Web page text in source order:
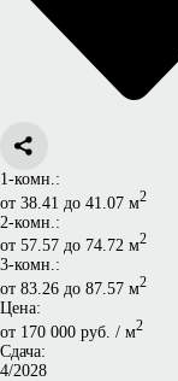
1-комн.:
от 38.41 до 41.07 м2
2-комн.:
от 57.57 до 74.72 м2
3-комн.:
от 83.26 до 87.57 м2
Цена:
от 170 000 руб. / м2
Сдача:
4/2028